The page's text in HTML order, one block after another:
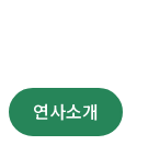
연사소개